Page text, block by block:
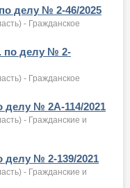
делу № 2-46/2025
- Гражданское
по делу № 2-
- Гражданское
делу № 2А-114/2021
- Гражданские и
делу № 2-139/2021
- Гражданские и